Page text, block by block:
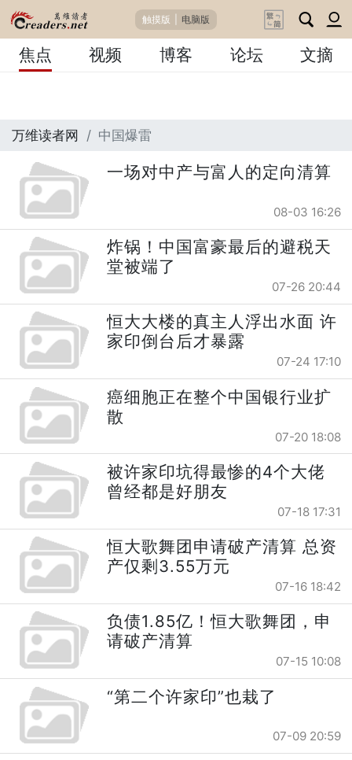
触摸版 电脑版
焦点 视频 博客 论坛 文摘
万维读者网 中国爆雷
一场对中产与富人的定向清算
08-03 16:26
炸锅！中国富豪最后的避税天
堂被端了
07-26 20:44
恒大大楼的真主人浮出水面 许
家印倒台后才暴露
07-24 17:10
癌细胞正在整个中国银行业扩
散
07-20 18:08
被许家印坑得最惨的4个大佬
曾经都是好朋友
07-18 17:31
恒大歌舞团申请破产清算 总资
产仅剩3.55万元
07-16 18:42
负债1.85亿！恒大歌舞团，申
请破产清算
07-15 10:08
“第二个许家印”也栽了
07-09 20:59